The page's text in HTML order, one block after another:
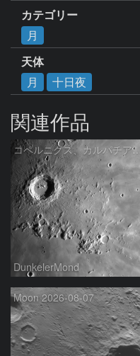
カテゴリー
月
天体
月
十日夜
関連作品
コペルニクス、カルパチア山脈付近
DunkelerMond
Moon 2026-08-07